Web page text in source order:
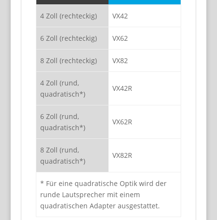
4 Zoll (rechteckig) VX42
6 Zoll (rechteckig) VX62
8 Zoll (rechteckig) VX82
4 Zoll (rund,
quadratisch*)
VX42R
6 Zoll (rund,
quadratisch*)
VX62R
8 Zoll (rund,
quadratisch*)
VX82R
* Für eine quadratische Optik wird der
runde Lautsprecher mit einem
quadratischen Adapter ausgestattet.